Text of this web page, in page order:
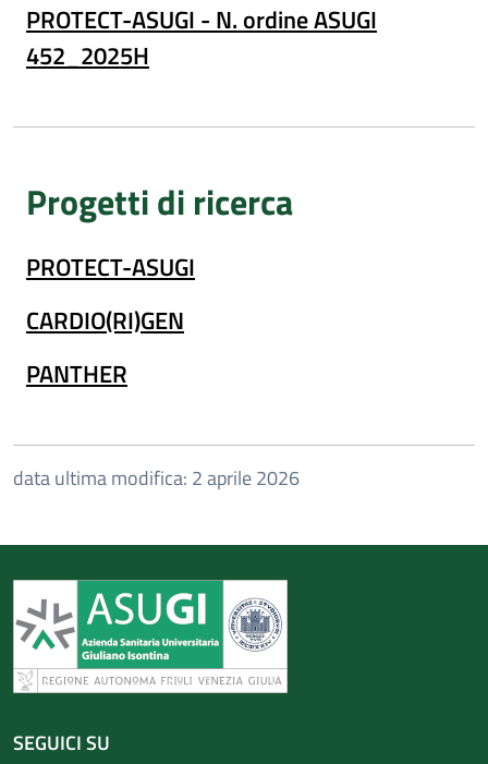
PROTECT-ASUGI - N. ordine ASUGI
452_2025H
Progetti di ricerca
PROTECT-ASUGI
CARDIO(RI)GEN
PANTHER
data ultima modifica: 2 aprile 2026
SEGUICI SU